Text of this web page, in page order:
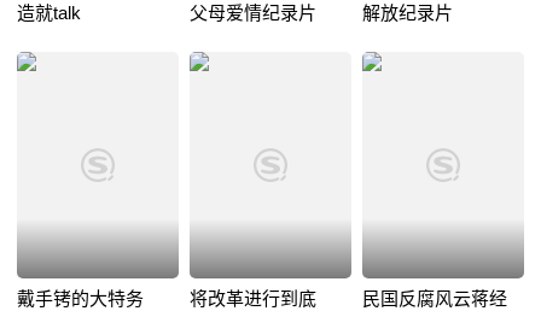
造就talk 父母爱情纪录片 解放纪录片
戴手铐的大特务 将改革进行到底
民国反腐风云蒋经